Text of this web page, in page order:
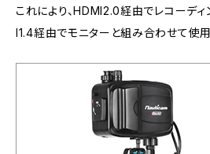
これにより、HDMI2.0経由でレコーデ
I1.4経由でモニターと組み合わせて使用